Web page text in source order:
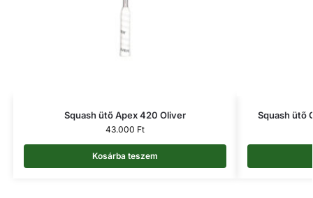
Squash ütő Apex 420 Oliver
43.000 Ft
Kosárba teszem
Squash ütő